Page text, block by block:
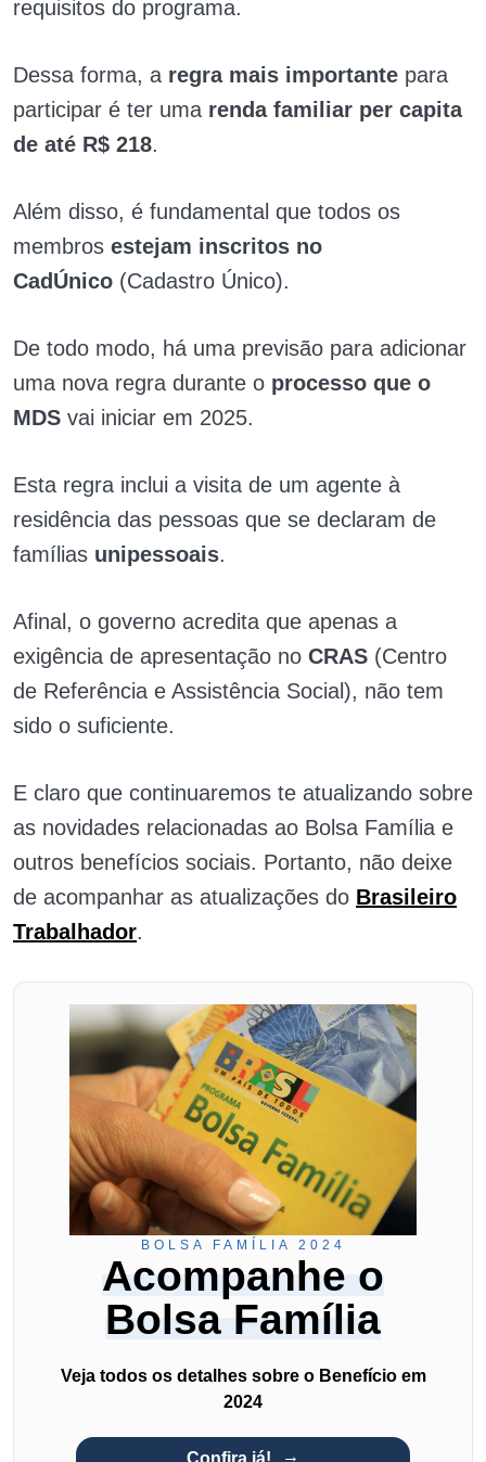
requisitos do programa.
Dessa forma, a regra mais importante para
participar é ter uma renda familiar per capita
de até R$ 218.
Além disso, é fundamental que todos os
membros estejam inscritos no
CadÚnico (Cadastro Único).
De todo modo, há uma previsão para adicionar
uma nova regra durante o processo que o
MDS vai iniciar em 2025.
Esta regra inclui a visita de um agente à
residência das pessoas que se declaram de
famílias unipessoais.
Afinal, o governo acredita que apenas a
exigência de apresentação no CRAS (Centro
de Referência e Assistência Social), não tem
sido o suficiente.
E claro que continuaremos te atualizando sobre
as novidades relacionadas ao Bolsa Família e
outros benefícios sociais. Portanto, não deixe
de acompanhar as atualizações do Brasileiro
Trabalhador.
BOLSA FAMÍLIA 2024
Acompanhe o
Bolsa Família
Veja todos os detalhes sobre o Benefício em
2024
Confira já!